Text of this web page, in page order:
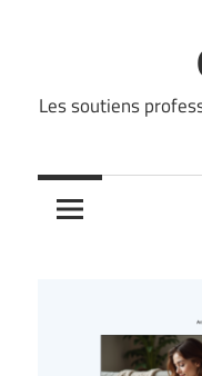
Les soutiens